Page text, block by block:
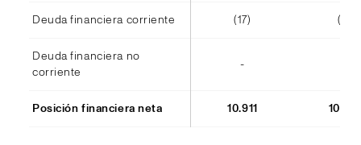
Deuda financiera corriente (17) (11)
Deuda financiera no
corriente
-
Posición financiera neta 10.911